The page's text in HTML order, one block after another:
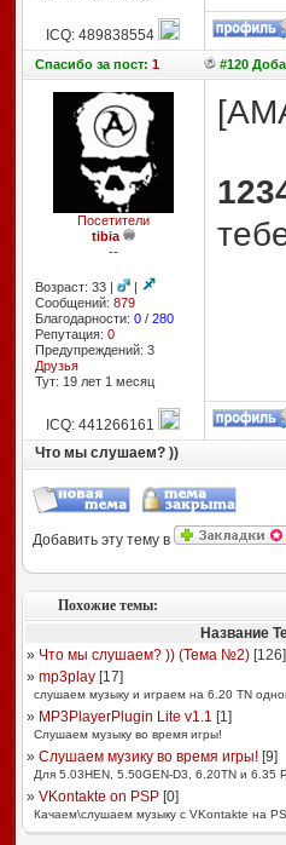
ICQ: 489838554
Спасибоза пост: 1 #120
Посетители
tibia
--
Возраст: 33 |
|
Сообщений: 879
Благодарности: 0/ 280
Репутация: 0
Предупреждений: 3
Друзья
Тут: 19 лет 1 месяц
ICQ: 441266161
Что мы слушаем? ))
Добавить эту тему в
Похожие темы:
Название
» Что мы слушаем? )) (Тема №2)[126]
» mp3play[17]
слушаем музыку и играем на 6.20 TN
» MP3PlayerPlugin Lite v1.1 [1]
Слушаем музыку во время игры!
» Слушаем музику во время игры![9]
Для 5.03HEN, 5.50GEN-D3, 6.20TN и 6.35
» VKontakte on PSP[0]
Качаем\слушаем музыку с VKontakte на